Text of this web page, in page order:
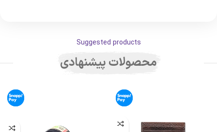
Suggested products
محصولات پیشنهادی